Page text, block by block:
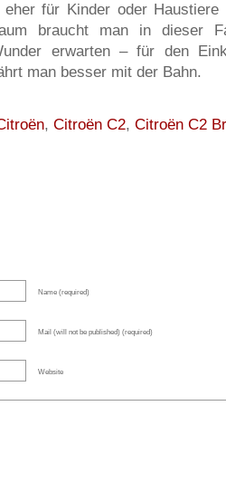
für Kinder oder Haustiere
braucht man in dieser
erwarten – für den
man besser mit der Bahn.
, Citroën C2, Citroën C2
Name (required)
Mail (will not be published) (required)
Website